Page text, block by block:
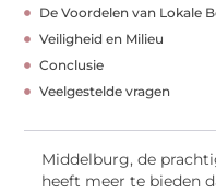
De Voordelen van Lokale
Veiligheid en Milieu
Conclusie
Veelgestelde vragen
Middelburg, de
heeft meer te bieden